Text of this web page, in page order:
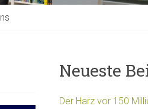
Neueste
Der Harz vor 150